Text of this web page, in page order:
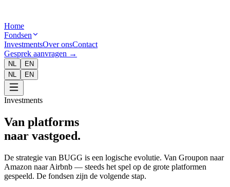
Home
Fondsen
InvestmentsOver onsContact
Gesprek aanvragen →
NL
EN
NL
EN
Investments
Van platforms
naar vastgoed.
De strategie van BUGG is een logische evolutie. Van Groupon naar
Amazon naar Airbnb — steeds het spel op de grote platformen
gespeeld. De fondsen zijn de volgende stap.